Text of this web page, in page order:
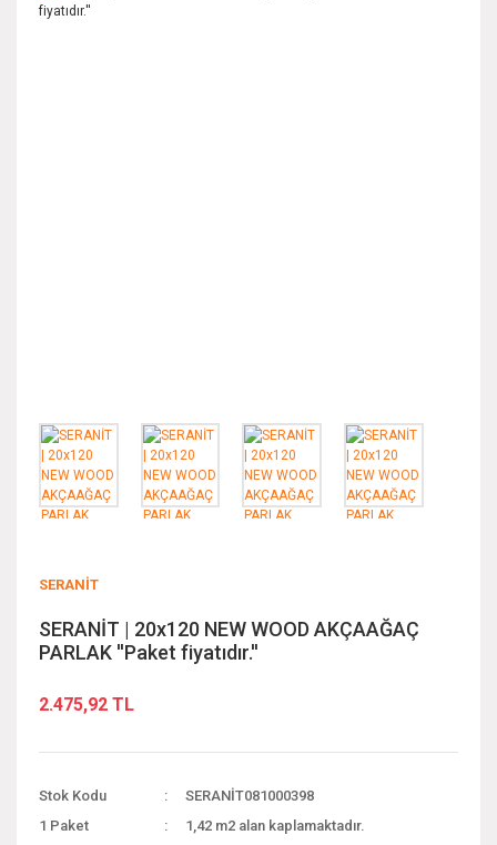
SERANİT
SERANİT | 20x120 NEW WOOD AKÇAAĞAÇ
PARLAK ''Paket fiyatıdır.''
2.475,92 TL
Stok Kodu
SERANİT081000398
1 Paket
1,42 m2 alan kaplamaktadır.